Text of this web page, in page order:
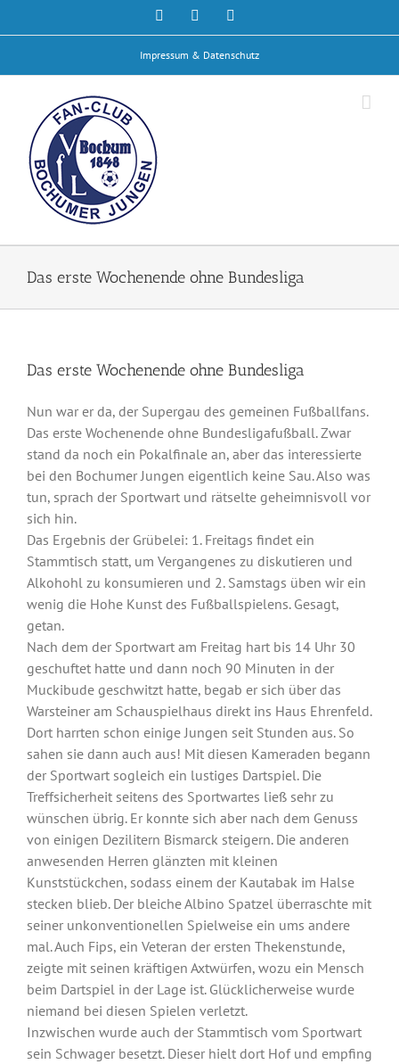
Inhalt
Facebook
Impressum & Datenschutz
Das erste Wochenende ohne Bundesliga
Das erste Wochenende ohne Bundesliga
Nun war er da, der Supergau des gemeinen Fußballfans.
Das erste Wochenende ohne Bundesligafußball. Zwar
stand da noch ein Pokalfinale an, aber das interessierte
bei den Bochumer Jungen eigentlich keine Sau. Also was
tun, sprach der Sportwart und rätselte geheimnisvoll vor
sich hin.
Das Ergebnis der Grübelei: 1. Freitags findet ein
Stammtisch statt, um Vergangenes zu diskutieren und
Alkohohl zu konsumieren und 2. Samstags üben wir ein
wenig die Hohe Kunst des Fußballspielens. Gesagt,
getan.
Nach dem der Sportwart am Freitag hart bis 14 Uhr 30
geschuftet hatte und dann noch 90 Minuten in der
Muckibude geschwitzt hatte, begab er sich über das
Warsteiner am Schauspielhaus direkt ins Haus Ehrenfeld.
Dort harrten schon einige Jungen seit Stunden aus. So
sahen sie dann auch aus! Mit diesen Kameraden begann
der Sportwart sogleich ein lustiges Dartspiel. Die
Treffsicherheit seitens des Sportwartes ließ sehr zu
wünschen übrig. Er konnte sich aber nach dem Genuss
von einigen Dezilitern Bismarck steigern. Die anderen
anwesenden Herren glänzten mit kleinen
Kunststückchen, sodass einem der Kautabak im Halse
stecken blieb. Der bleiche Albino Spatzel überraschte mit
seiner unkonventionellen Spielweise ein ums andere
mal. Auch Fips, ein Veteran der ersten Thekenstunde,
zeigte mit seinen kräftigen Axtwürfen, wozu ein Mensch
beim Dartspiel in der Lage ist. Glücklicherweise wurde
niemand bei diesen Spielen verletzt.
Inzwischen wurde auch der Stammtisch vom Sportwart
sein Schwager besetzt. Dieser hielt dort Hof und empfing